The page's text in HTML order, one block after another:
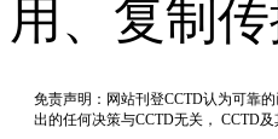
用、复制
免责声明：网站刊登CCTD认为可靠
出的任何决策与CCTD无关， CCTD